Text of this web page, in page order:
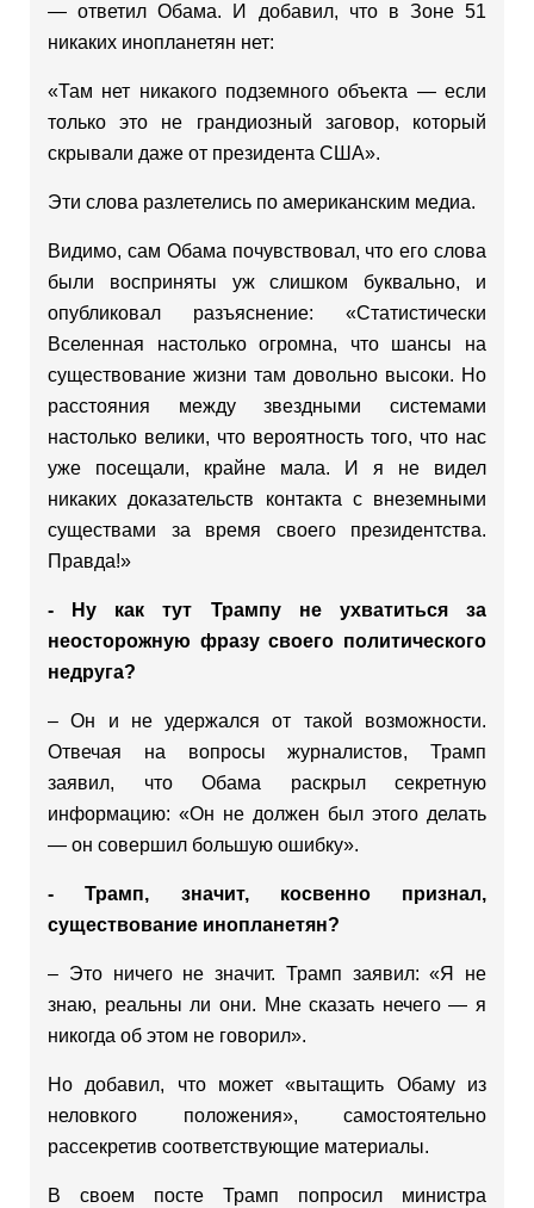
— ответил Обама. И добавил, что в Зоне 51
никаких инопланетян нет:
«Там нет никакого подземного объекта — если
только это не грандиозный заговор, который
скрывали даже от президента США».
Эти слова разлетелись по американским медиа.
Видимо, сам Обама почувствовал, что его слова
были восприняты уж слишком буквально, и
опубликовал разъяснение: «Статистически
Вселенная настолько огромна, что шансы на
существование жизни там довольно высоки. Но
расстояния между звездными системами
настолько велики, что вероятность того, что нас
уже посещали, крайне мала. И я не видел
никаких доказательств контакта с внеземными
существами за время своего президентства.
Правда!»
- Ну как тут Трампу не ухватиться за
неосторожную фразу своего политического
недруга?
– Он и не удержался от такой возможности.
Отвечая на вопросы журналистов, Трамп
заявил, что Обама раскрыл секретную
информацию: «Он не должен был этого делать
— он совершил большую ошибку».
- Трамп, значит, косвенно признал,
существование инопланетян?
– Это ничего не значит. Трамп заявил: «Я не
знаю, реальны ли они. Мне сказать нечего — я
никогда об этом не говорил».
Но добавил, что может «вытащить Обаму из
неловкого положения», самостоятельно
рассекретив соответствующие материалы.
В своем посте Трамп попросил министра